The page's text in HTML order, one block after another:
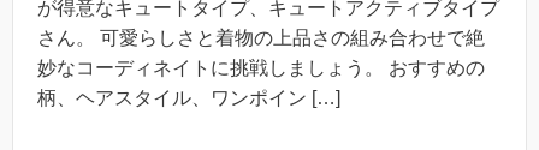
が得意なキュートタイプ、キュートアクティブタイプ
さん。 可愛らしさと着物の上品さの組み合わせで絶
妙なコーディネイトに挑戦しましょう。 おすすめの
柄、ヘアスタイル、ワンポイン […]